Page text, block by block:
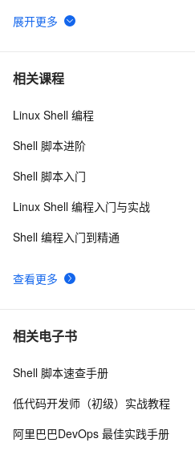
6 Unix整理笔记——基本shell脚本
7 shell脚本之一
8 shell查询当前时间
10 数组-在Shell脚本中的基本使用介
相关课程
查看更多
Linux Shell 编程
Shell 脚本进阶
Shell 脚本入门
Linux Shell 编程入门与实战
Shell 编程入门到精通
相关电子书
Shell 脚本速查手册
低代码开发师（初级）实战教程
阿里巴巴DevOps 最佳实践手册